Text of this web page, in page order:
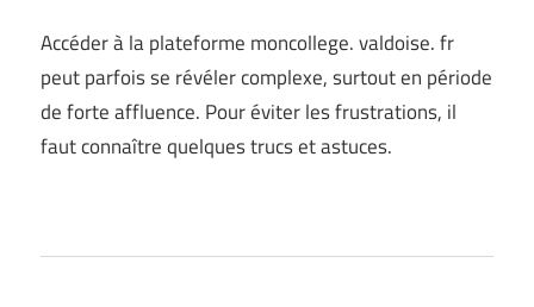
Accéder à la plateforme moncollege. valdoise. fr
peut parfois se révéler complexe, surtout en période
de forte affluence. Pour éviter les frustrations, il
faut connaître quelques trucs et astuces.